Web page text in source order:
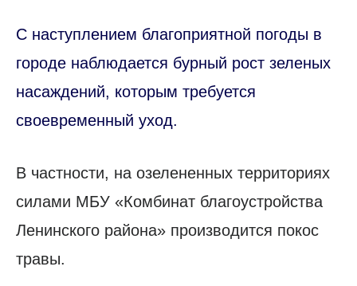
С наступлением благоприятной погоды в
городе наблюдается бурный рост зеленых
насаждений, которым требуется
своевременный уход.
В частности, на озелененных территориях
силами МБУ «Комбинат благоустройства
Ленинского района» производится покос
травы.